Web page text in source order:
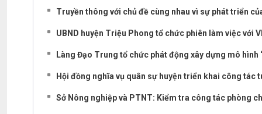
Truyền thông với chủ đề cùng nhau vì sự phát triển
UBND huyện Triệu Phong tổ chức phiên làm việc với
Làng Đạo Trung tổ chức phát động xây dựng mô
Hội đồng nghĩa vụ quân sự huyện triển khai công tác
Sở Nông nghiệp và PTNT: Kiểm tra công tác phòng